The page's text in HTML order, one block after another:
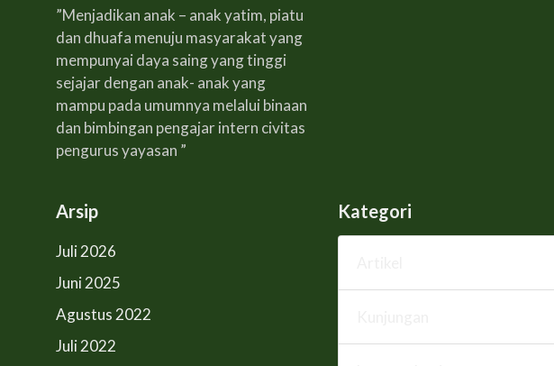
”Menjadikan anak – anak yatim, piatu
dan dhuafa menuju masyarakat yang
mempunyai daya saing yang tinggi
sejajar dengan anak- anak yang
mampu pada umumnya melalui binaan
dan bimbingan pengajar intern civitas
pengurus yayasan ”
Arsip
Juli 2026
Juni 2025
Agustus 2022
Juli 2022
Kategori